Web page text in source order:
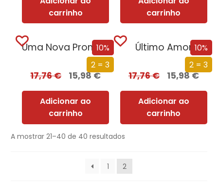
carrinho
carrinho
10%
2 = 3
Uma Nova Promessa
17,76€ 15,98€
Adicionar ao
carrinho
10%
2 = 3
Último Amor
17,76€ 15,98€
Adicionar ao
carrinho
A mostrar 21–40 de 40 resultados
1 2